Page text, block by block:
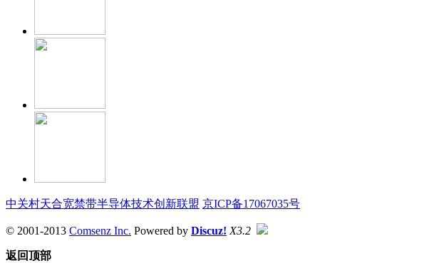
中关村天合宽禁带半导体技术创新联盟 京ICP备17067035号
© 2001-2013 Comsenz Inc. Powered by Discuz! X3.2
返回顶部